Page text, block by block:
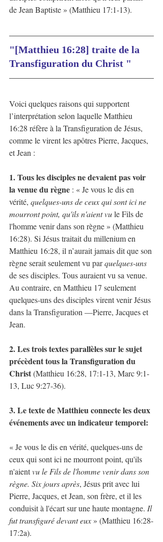
de Jean Baptiste » (Matthieu 17:1-13).
"[Matthieu 16:28] traite de la
Transfiguration du Christ "
Voici quelques raisons qui supportent
l’interprétation selon laquelle Matthieu
16:28 réfère à la Transfiguration de Jésus,
comme le virent les apôtres Pierre, Jacques,
et Jean :
1. Tous les disciples ne devaient pas voir
la venue du règne : « Je vous le dis en
vérité, quelques-uns de ceux qui sont ici ne
mourront point, qu'ils n'aient vu le Fils de
l'homme venir dans son règne » (Matthieu
16:28). Si Jésus traitait du millenium en
Matthieu 16:28, il n’aurait jamais dit que son
règne serait seulement vu par quelques-uns
de ses disciples. Tous auraient vu sa venue.
Au contraire, en Matthieu 17 seulement
quelques-uns des disciples virent venir Jésus
dans la Transfiguration —Pierre, Jacques et
Jean.
2. Les trois textes parallèles sur le sujet
précèdent tous la Transfiguration du
Christ (Matthieu 16:28, 17:1-13, Marc 9:1-
13, Luc 9:27-36).
3. Le texte de Matthieu connecte les deux
événements avec un indicateur temporel:
« Je vous le dis en vérité, quelques-uns de
ceux qui sont ici ne mourront point, qu'ils
n'aient vu le Fils de l'homme venir dans son
règne. Six jours après, Jésus prit avec lui
Pierre, Jacques, et Jean, son frère, et il les
conduisit à l'écart sur une haute montagne. Il
fut transfiguré devant eux » (Matthieu 16:28-
17:2a).